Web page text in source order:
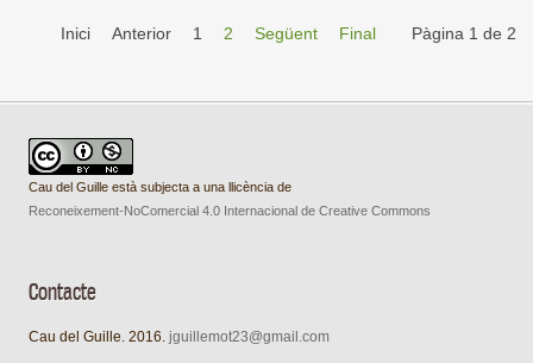
Pàgina 1 de 2
Inici Anterior 1 2 Següent Final
Cau del Guille està subjecta a una llicència de
Reconeixement-NoComercial 4.0 Internacional de Creative Commons
Contacte
Cau del Guille. 2016.jguillemot23@gmail.com